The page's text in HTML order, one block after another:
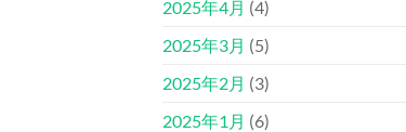
2025年4月 (4)
2025年3月 (5)
2025年2月 (3)
2025年1月 (6)